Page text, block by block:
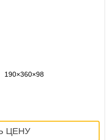
190×360×98